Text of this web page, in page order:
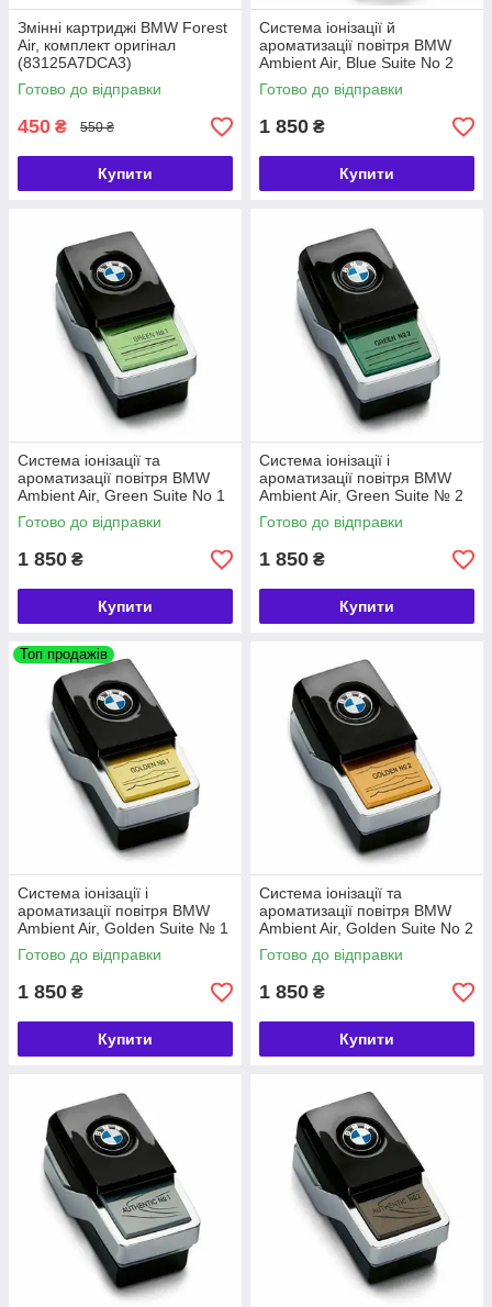
Змінні картриджі BMW Forest
Air, комплект оригінал
(83125A7DCA3)
Готово до відправки
450 ₴ 550 ₴
Купити
Система іонізації й
ароматизації повітря BMW
Ambient Air, Blue Suite No 2
(64119382591)
Готово до відправки
1 850 ₴
Купити
Система іонізації та
ароматизації повітря BMW
Ambient Air, Green Suite No 1
(64119382597)
Готово до відправки
1 850 ₴
Купити
Система іонізації і
ароматизації повітря BMW
Ambient Air, Green Suite № 2
(64119382603)
Готово до відправки
1 850 ₴
Купити
Топ продажів
Система іонізації і
ароматизації повітря BMW
Ambient Air, Golden Suite № 1
(64119382609)
Готово до відправки
1 850 ₴
Купити
Система іонізації та
ароматизації повітря BMW
Ambient Air, Golden Suite No 2
(64119382615)
Готово до відправки
1 850 ₴
Купити